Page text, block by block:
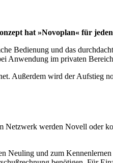
hat »Novoplan« für
Bedienung und das
Anwendung im privaten
Außerdem wird der Aufstieg
werden Novell oder
Neuling und zum